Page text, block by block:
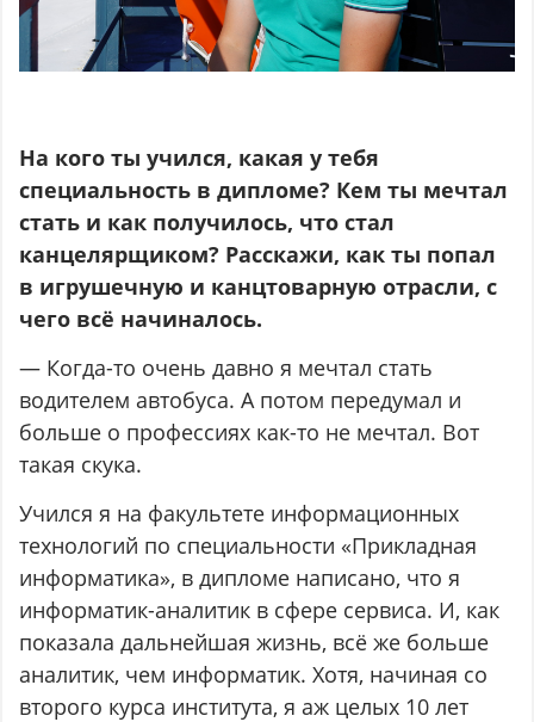
На кого ты учился, какая у тебя
специальность в дипломе? Кем ты мечтал
стать и как получилось, что стал
канцелярщиком? Расскажи, как ты попал
в игрушечную и канцтоварную отрасли, с
чего всё начиналось.
— Когда-то очень давно я мечтал стать
водителем автобуса. А потом передумал и
больше о профессиях как-то не мечтал. Вот
такая скука.
Учился я на факультете информационных
технологий по специальности «Прикладная
информатика», в дипломе написано, что я
информатик-аналитик в сфере сервиса. И, как
показала дальнейшая жизнь, всё же больше
аналитик, чем информатик. Хотя, начиная со
второго курса института, я аж целых 10 лет